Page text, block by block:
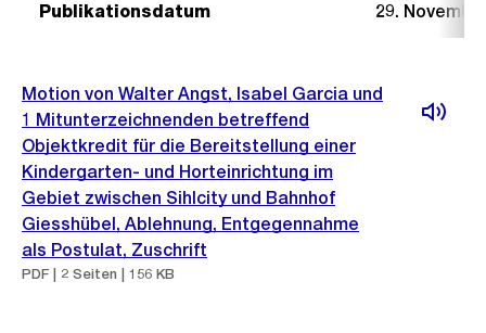
Publikationsdatum 29.
Motion von Walter Angst, Isabel Garcia und
1 Mitunterzeichnenden betreffend
Objektkredit für die Bereitstellung einer
Kindergarten- und Horteinrichtung im
Gebiet zwischen Sihlcity und Bahnhof
Giesshübel, Ablehnung, Entgegennahme
als Postulat, Zuschrift
PDF | 2 Seiten | 156 KB